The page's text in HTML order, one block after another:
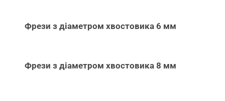
Фрези з діаметром хвостовика 6 мм
Фрези з діаметром хвостовика 8 мм